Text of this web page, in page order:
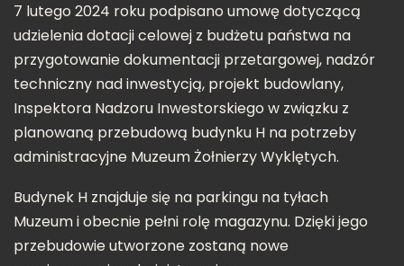
7 lutego 2024 roku podpisano umowę dotyczącą
udzielenia dotacji celowej z budżetu państwa na
przygotowanie dokumentacji przetargowej, nadzór
techniczny nad inwestycją, projekt budowlany,
Inspektora Nadzoru Inwestorskiego w związku z
planowaną przebudową budynku H na potrzeby
administracyjne Muzeum Żołnierzy Wyklętych.
Budynek H znajduje się na parkingu na tyłach
Muzeum i obecnie pełni rolę magazynu. Dzięki jego
przebudowie utworzone zostaną nowe